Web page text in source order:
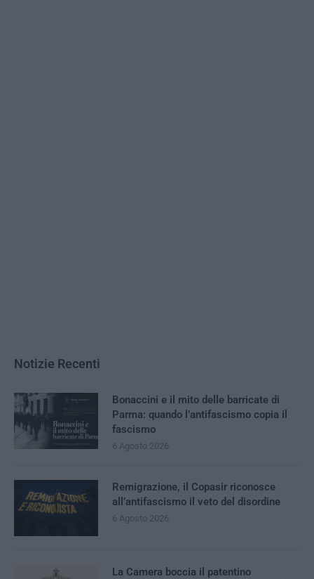
Notizie Recenti
Bonaccini e il mito delle barricate di
Parma: quando l’antifascismo copia il
fascismo
6 Agosto 2026
Remigrazione, il Copasir riconosce
all’antifascismo il veto del disordine
6 Agosto 2026
La Camera boccia il patentino